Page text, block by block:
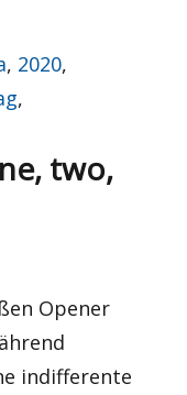
, 2020,
,
two,
Opener
indifferente